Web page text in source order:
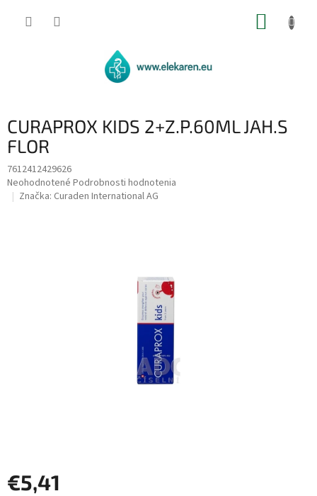
CURAPROX KIDS 2+Z.P.60ML JAH.S
FLOR
7612412429626
Priemerné
hodnotenie
Neohodnotené Podrobnosti hodnotenia
Značka: Curaden International AG
€5,41